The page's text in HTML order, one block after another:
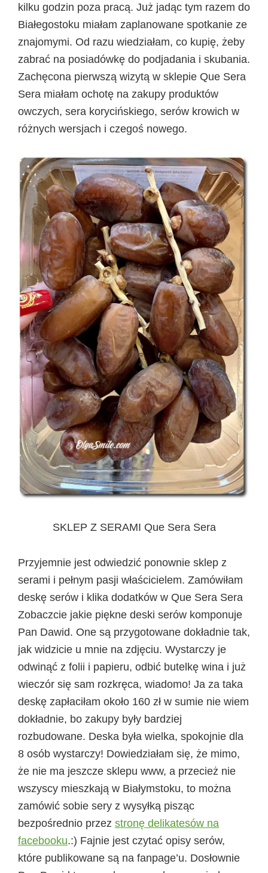
kilku godzin poza pracą. Już jadąc tym razem do
Białegostoku miałam zaplanowane spotkanie ze
znajomymi. Od razu wiedziałam, co kupię, żeby
zabrać na posiadówkę do podjadania i skubania.
Zachęcona pierwszą wizytą w sklepie Que Sera
Sera miałam ochotę na zakupy produktów
owczych, sera korycińskiego, serów krowich w
różnych wersjach i czegoś nowego.
SKLEP Z SERAMI Que Sera Sera
Przyjemnie jest odwiedzić ponownie sklep z
serami i pełnym pasji właścicielem. Zamówiłam
deskę serów i klika dodatków w Que Sera Sera
Zobaczcie jakie piękne deski serów komponuje
Pan Dawid. One są przygotowane dokładnie tak,
jak widzicie u mnie na zdjęciu. Wystarczy je
odwinąć z folii i papieru, odbić butelkę wina i już
wieczór się sam rozkręca, wiadomo! Ja za taka
deskę zapłaciłam około 160 zł w sumie nie wiem
dokładnie, bo zakupy były bardziej
rozbudowane. Deska była wielka, spokojnie dla
8 osób wystarczy! Dowiedziałam się, że mimo,
że nie ma jeszcze sklepu www, a przecież nie
wszyscy mieszkają w Białymstoku, to można
zamówić sobie sery z wysyłką pisząc
bezpośrednio przez stronę delikatesów na
facebooku.:) Fajnie jest czytać opisy serów,
które publikowane są na fanpage’u. Dosłownie